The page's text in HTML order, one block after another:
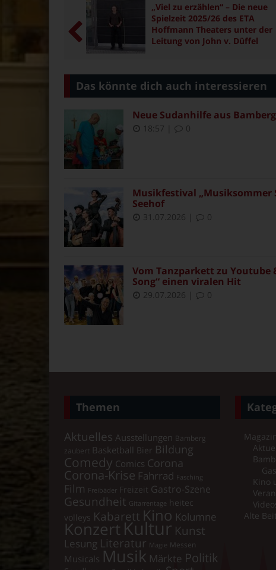
„Viel zu erzählen“ – Die neue
Spielzeit 2025/26 des ETA
Hoffmann Theaters unter der
Leitung von John v. Düffel
Das könnte dich auch interessieren
Neue Sudanhilfe aus Bamberg
18:57 0
Musikfestival „Musiksommer
Seehof
31.07.2026 0
Vom Tanzparkett zu Youtube
Song“ einen viralen Hit
29.07.2026 0
Themen
Aktuelles Ausstellungen Bamberg
zaubert Basketball Bier Bildung
Comedy Comics Corona
Corona-Krise Fahrrad Fasching
Film Freibäder Freizeit Gastro-Szene
Gesundheit Gitarrentage heitec
volleys Kabarett Kino Kolumne
Konzert Kultur Kunst
Lesung Literatur Magie Messen
Musicals Musik Märkte Politik
Magazin
Kino
Alte